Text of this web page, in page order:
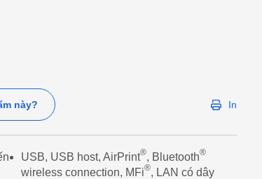
này? In
USB, USB host, AirPrint®, Bluetooth®
wireless connection, MFi®, LAN có dây